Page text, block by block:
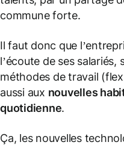
commune forte.
Il faut donc que
l’écoute de ses salariés,
méthodes de travail (
aussi aux nouvelles
quotidienne.
Ça, les nouvelles